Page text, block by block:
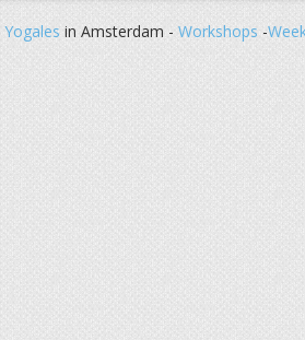
Yogales in Amsterdam - Workshops -